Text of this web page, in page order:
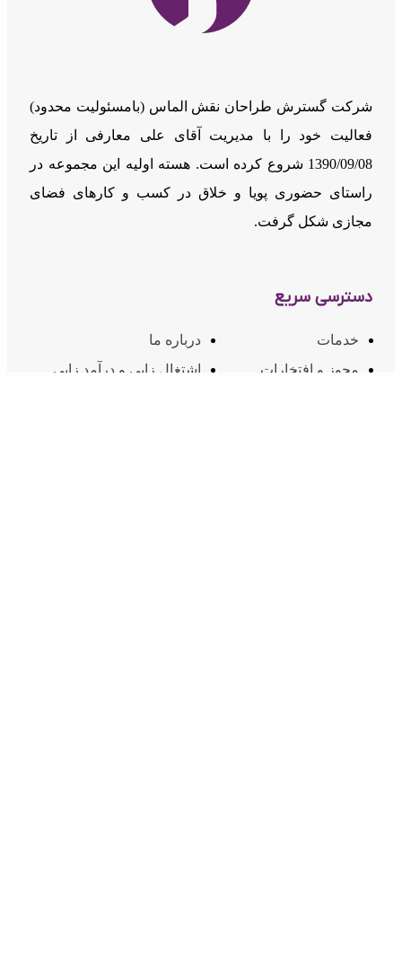
شرکت گسترش طراحان نقش الماس (بامسئوليت محدود)
فعالیت خود را با مدیریت آقای علی معارفی از تاریخ
1390/09/08 شروع کرده است. هسته اولیه این مجموعه در
راستای حضوری پویا و خلاق در کسب و کارهای فضای
مجازی شکل گرفت.
دسترسی سریع
خدمات
درباره ما
مجوز و افتخارات
اشتغال زایی و درآمد زایی